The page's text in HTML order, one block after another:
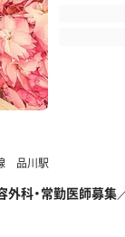
品川駅
外科・常勤医師募